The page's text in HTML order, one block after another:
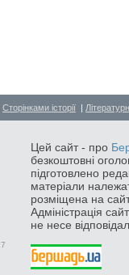
Сторінками історії |
Цей сайт - про
безкоштовні
підготовлено
матеріали
розміщена на
Адміністрація
не несе